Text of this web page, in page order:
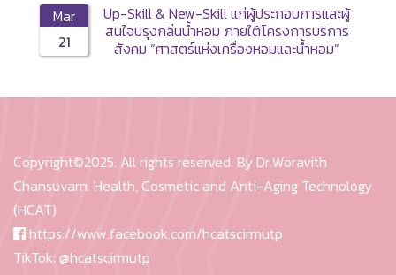
Mar
21
Up-Skill & New-Skill แก่ผู้ประกอบการและผู้
สนใจปรุงกลิ่นน้ำหอม ภายใต้โครงการบริการ
สังคม “ศาสตร์แห่งเครื่องหอมและน้ำหอม”
Copyright©2025. All rights reserved. By Dr.Woravith
Chansuvarn. Health, Cosmetic and Anti-Aging Technology
(HCAT)
https://www.facebook.com/hcatscirmutp
TikTok: @hcatscirmutp